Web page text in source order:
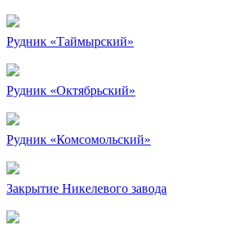
Рудник «Таймырский»
Рудник «Октябрьский»
Рудник «Комсомольский»
Закрытие Никелевого завода